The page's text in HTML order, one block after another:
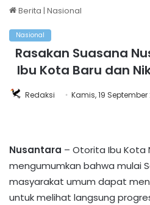
Berita | Nasional
Nasional
Rasakan Suasana
Ibu Kota Baru dan
Redaksi Kamis, 19
Nusantara – Otorita Ibu Kota
mengumumkan bahwa mulai
masyarakat umum dapat
untuk melihat langsung